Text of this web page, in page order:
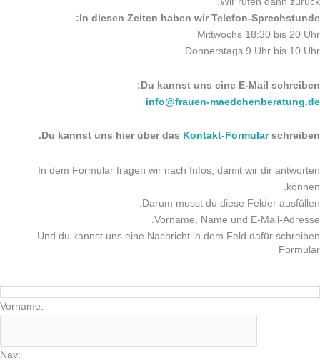
In diesen Zeiten haben wir Telefon-Sprechstunde:
Mittwochs 18:30 bis 20 Uhr
Donnerstags 9 Uhr bis 10 Uhr
Du kannst uns eine E-Mail schreiben:
info@frauen-maedchenberatung.de
Du kannst uns hier über das Kontakt-Formularschreiben.
In dem Formular fragen wir nach Infos, damit wir dir antworten
können.
Darum musst du diese Felder ausfüllen:
Vorname, Name und E-Mail-Adresse.
Und du kannst uns eine Nachricht in dem Feld dafür schreiben.
Formular
Vorname:
Nav: